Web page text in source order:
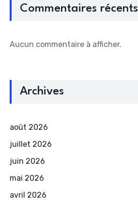
Commentaires récents
Aucun commentaire à afficher.
Archives
août 2026
juillet 2026
juin 2026
mai 2026
avril 2026